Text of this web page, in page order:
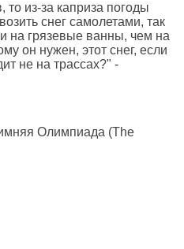
то из-за каприза погоды
снег самолетами, так
на грязевые ванны, чем на
он нужен, этот снег, если
не на трассах?" -
Олимпиада (The